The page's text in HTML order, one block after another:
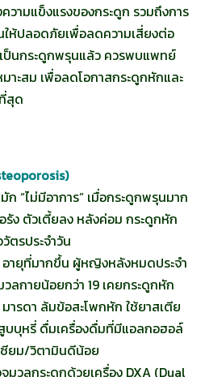
วามแข็งแรงของกระดูก รวมถึงการ
ห้ปลอดภัยเพื่อลดความเสี่ยงต่อ
ป็นกระดูกพรุนแล้ว ควรพบแพทย์
มาะสม เพื่อลดโอกาสกระดูกหักและ
สุด
“ไม่มีอาการ” เมื่อกระดูกพรุนมาก
รัง ตัวเตี้ยลง หลังค่อม กระดูกหัก
ตรประจำวัน
ายุที่มากขึ้น ผู้หญิงหลังหมดประจำ
กายน้อยกว่า 19 เคยกระดูกหัก
ารดา ล้มข้อสะโพกหัก ใช้ยาสเตีย
บบุหรี่ ดื่มเครื่องดื่มที่มีแอลกอฮอล์
ซียม/วิตามินดีน้อย
มวลกระดูกด้วยเครื่อง DXA (Dual